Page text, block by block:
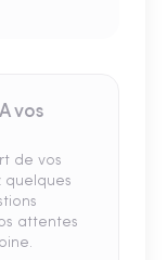
vos
de vos
quelques
attentes